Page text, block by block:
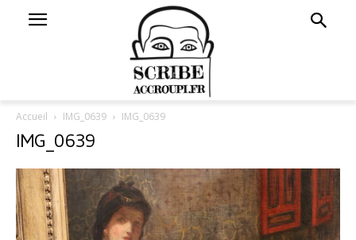
Accueil IMG_0639 IMG_0639
IMG_0639